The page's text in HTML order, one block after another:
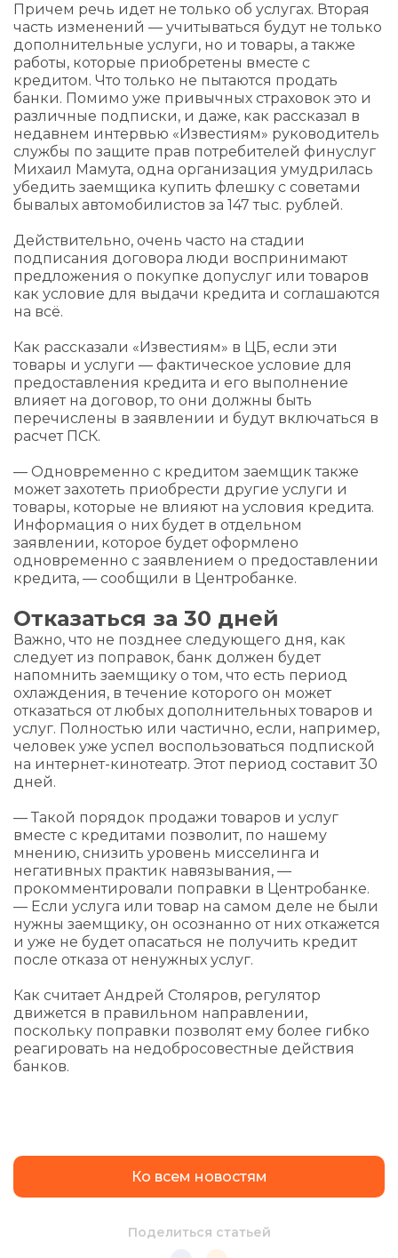
Причем речь идет не только об услугах. Вторая
часть изменений — учитываться будут не только
дополнительные услуги, но и товары, а также
работы, которые приобретены вместе с
кредитом. Что только не пытаются продать
банки. Помимо уже привычных страховок это и
различные подписки, и даже, как рассказал в
недавнем интервью «Известиям» руководитель
службы по защите прав потребителей финуслуг
Михаил Мамута, одна организация умудрилась
убедить заемщика купить флешку с советами
бывалых автомобилистов за 147 тыс. рублей.
Действительно, очень часто на стадии
подписания договора люди воспринимают
предложения о покупке допуслуг или товаров
как условие для выдачи кредита и соглашаются
на всё.
Как рассказали «Известиям» в ЦБ, если эти
товары и услуги — фактическое условие для
предоставления кредита и его выполнение
влияет на договор, то они должны быть
перечислены в заявлении и будут включаться в
расчет ПСК.
— Одновременно с кредитом заемщик также
может захотеть приобрести другие услуги и
товары, которые не влияют на условия кредита.
Информация о них будет в отдельном
заявлении, которое будет оформлено
одновременно с заявлением о предоставлении
кредита, — сообщили в Центробанке.
Отказаться за 30 дней
Важно, что не позднее следующего дня, как
следует из поправок, банк должен будет
напомнить заемщику о том, что есть период
охлаждения, в течение которого он может
отказаться от любых дополнительных товаров и
услуг. Полностью или частично, если, например,
человек уже успел воспользоваться подпиской
на интернет-кинотеатр. Этот период составит 30
дней.
— Такой порядок продажи товаров и услуг
вместе с кредитами позволит, по нашему
мнению, снизить уровень мисселинга и
негативных практик навязывания, —
прокомментировали поправки в Центробанке.
— Если услуга или товар на самом деле не были
нужны заемщику, он осознанно от них откажется
и уже не будет опасаться не получить кредит
после отказа от ненужных услуг.
Как считает Андрей Столяров, регулятор
движется в правильном направлении,
поскольку поправки позволят ему более гибко
реагировать на недобросовестные действия
банков.
Ко всем новостям
Поделиться статьей